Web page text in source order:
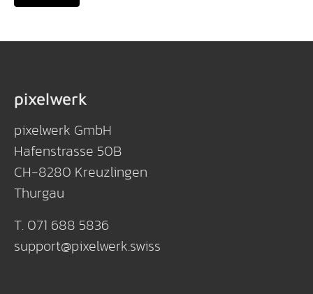
pixelwerk
pixelwerk GmbH
Hafenstrasse 50B
CH-8280 Kreuzlingen
Thurgau
T. 071 688 5836
support@pixelwerk.swiss